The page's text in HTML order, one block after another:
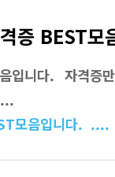
증 BEST모
입니다. 자격증
모음입니다. ....